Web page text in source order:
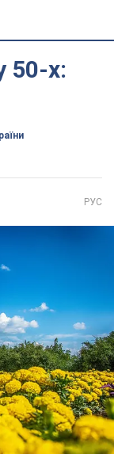
50-х:
РУС